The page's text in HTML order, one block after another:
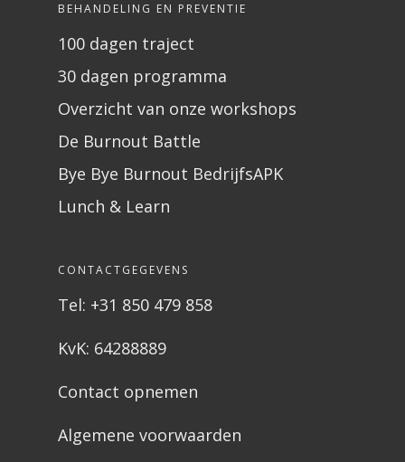
BEHANDELING EN PREVENTIE
100 dagen traject
30 dagen programma
Overzicht van onze workshops
De Burnout Battle
Bye Bye Burnout BedrijfsAPK
Lunch & Learn
CONTACTGEGEVENS
Tel: +31 850 479 858
KvK: 64288889
Contact opnemen
Algemene voorwaarden